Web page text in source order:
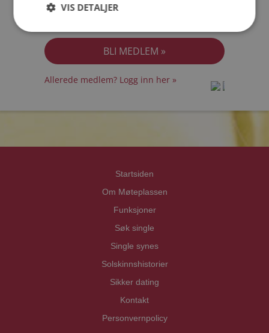
Jeg akseptererMedlemsvilkårene
Allerede medlem? Logg inn her »
Startsiden
Om Møteplassen
Funksjoner
Søk single
Single synes
Solskinnshistorier
Sikker dating
Kontakt
Personvernpolicy
VIS DETALJER